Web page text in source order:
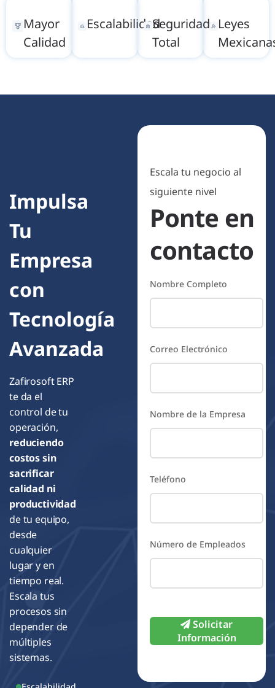
Mayor
Calidad
EscalabilidadSeguridad
Total
Leyes
Impulsa
Tu
Empresa
con
Tecnología
Avanzada
Zafirosoft ERP
te da el
control de tu
operación,
reduciendo
costos sin
sacrificar
calidad ni
productividad
de tu equipo,
desde
cualquier
lugar y en
tiempo real.
Escala tus
procesos sin
depender de
múltiples
sistemas.
Escala tu negocio al
siguiente nivel
Ponte en
contacto
Nombre Completo
Correo Electrónico
Nombre de la Empresa
Teléfono
Número de Empleados
Solicitar
Información